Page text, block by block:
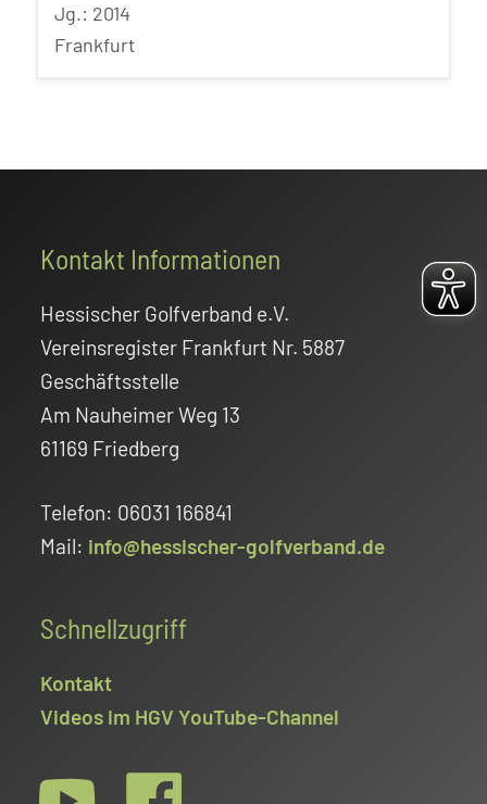
Jg.: 2014
Frankfurt
FooterKontakt Informationen
Hessischer Golfverband e.V.
Vereinsregister Frankfurt Nr. 5887
Geschäftsstelle
Am Nauheimer Weg 13
61169 Friedberg
Telefon: 06031 166841
Mail: info@hessischer-golfverband.de
Schnellzugriff
Kontakt
Videos im HGV YouTube-Channel